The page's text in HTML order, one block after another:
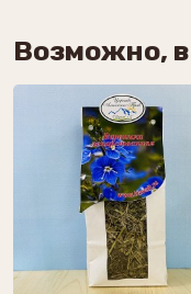
Возможно,